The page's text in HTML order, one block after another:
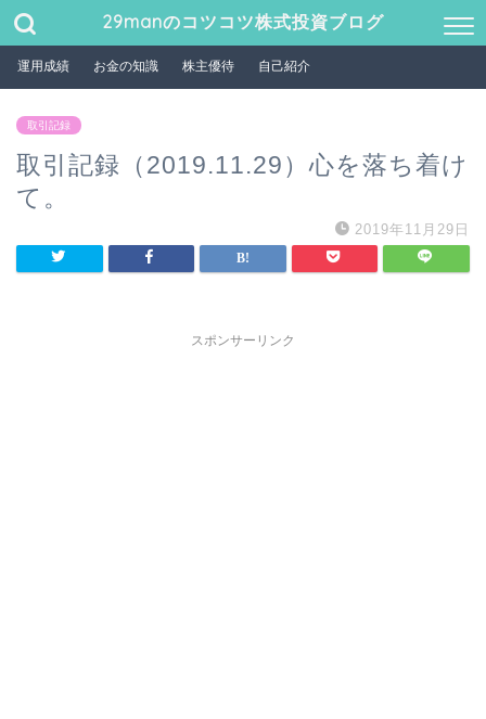
29manのコツコツ株式投資ブログ
運用成績 お金の知識 株主優待 自己紹介
取引記録
取引記録（2019.11.29）心を落ち着け
て。
2019年11月29日
スポンサーリンク